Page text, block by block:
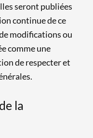
seront publiées
continue de ce
modifications ou
comme une
de respecter et
la